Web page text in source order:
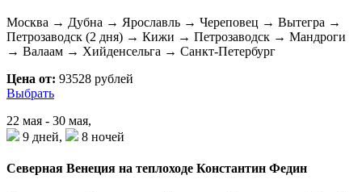
Москва → Дубна → Ярославль → Череповец → Вытегра →
Петрозаводск (2 дня) → Кижи → Петрозаводск → Мандроги
→ Валаам → Хийденсельга → Санкт-Петербург
Цена от: 93528 рублей
Выбрать
22 мая - 30 мая,
9 дней,
8 ночей
Северная Венеция на теплоходе Константин Федин